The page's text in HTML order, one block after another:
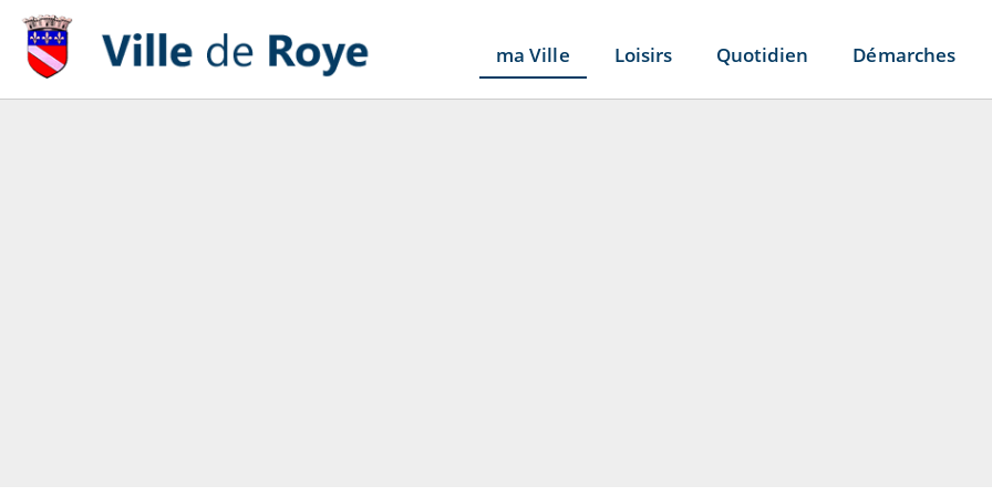
ma Ville Loisirs Quotidien Démarches